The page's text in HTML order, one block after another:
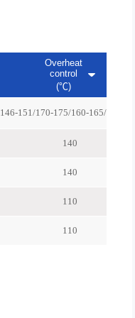
Overheat
control
(℃)
146-151/170-175/160-165/182-187
140
140
110
110